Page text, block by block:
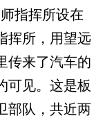
指挥所设在
挥所，用望远
来了汽车的
可见。这是板
部队，共近两